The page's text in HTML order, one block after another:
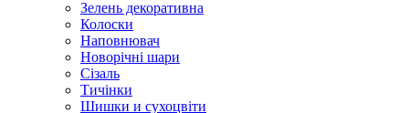
Зелень декоративна
Колоски
Наповнювач
Новорічні шари
Сізаль
Тичінки
Шишки и сухоцвіти